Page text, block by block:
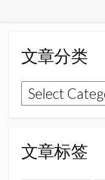
o
o
k
r
a
m
e
C
h
文章分类
文
章
类
文章标签